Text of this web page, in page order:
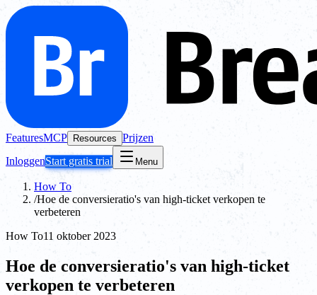
FeaturesMCP Resources Prijzen
InloggenStart gratis trial Menu
How To
/Hoe de conversieratio's van high-ticket verkopen te
verbeteren
How To11 oktober 2023
Hoe de conversieratio's van high-ticket
verkopen te verbeteren